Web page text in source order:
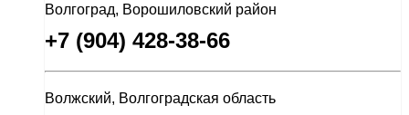
Волгоград, Ворошиловский район
+7 (904) 428-38-66
Волжский, Волгоградская область